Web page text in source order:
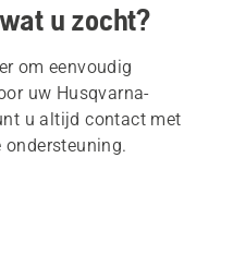
u zocht?
om eenvoudig
uw Husqvarna-
u altijd contact met
ondersteuning.